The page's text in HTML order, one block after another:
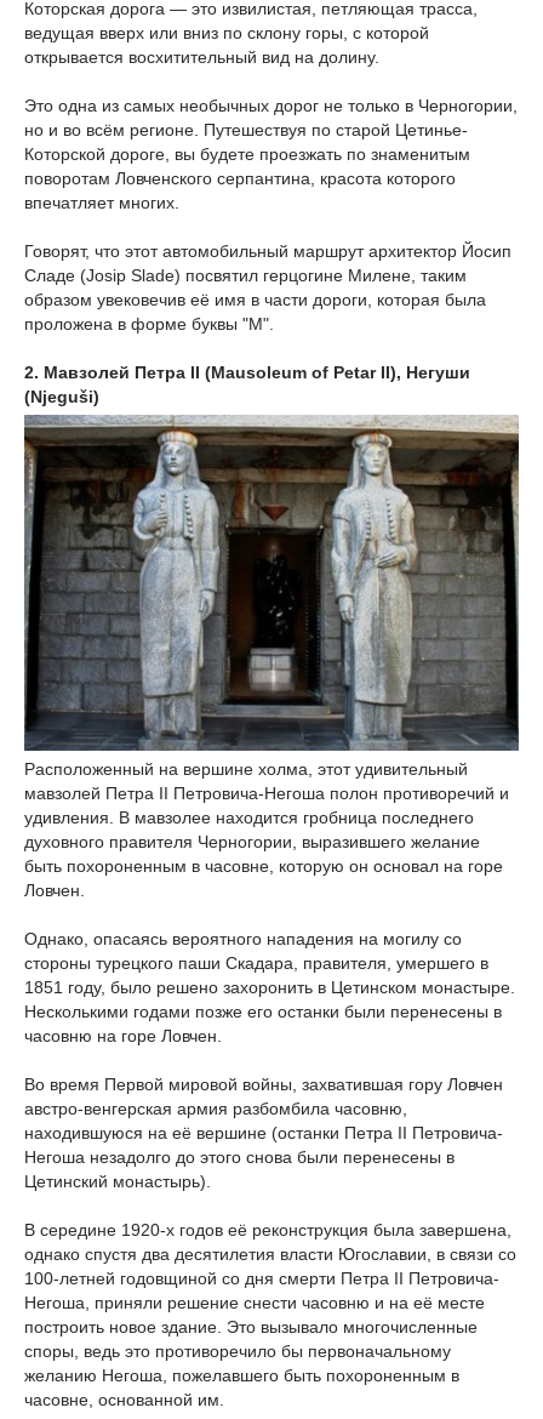
Которская дорога — это извилистая, петляющая трасса,
ведущая вверх или вниз по склону горы, с которой
открывается восхитительный вид на долину.
Это одна из самых необычных дорог не только в Черногории,
но и во всём регионе. Путешествуя по старой Цетинье-
Которской дороге, вы будете проезжать по знаменитым
поворотам Ловченского серпантина, красота которого
впечатляет многих.
Говорят, что этот автомобильный маршрут архитектор Йосип
Сладе (Josip Slade) посвятил герцогине Милене, таким
образом увековечив её имя в части дороги, которая была
проложена в форме буквы "М".
2. Мавзолей Петра II (Mausoleum of Petar II), Негуши
(Njeguši)
Расположенный на вершине холма, этот удивительный
мавзолей Петра II Петровича-Негоша полон противоречий и
удивления. В мавзолее находится гробница последнего
духовного правителя Черногории, выразившего желание
быть похороненным в часовне, которую он основал на горе
Ловчен.
Однако, опасаясь вероятного нападения на могилу со
стороны турецкого паши Скадара, правителя, умершего в
1851 году, было решено захоронить в Цетинском монастыре.
Несколькими годами позже его останки были перенесены в
часовню на горе Ловчен.
Во время Первой мировой войны, захватившая гору Ловчен
австро-венгерская армия разбомбила часовню,
находившуюся на её вершине (останки Петра II Петровича-
Негоша незадолго до этого снова были перенесены в
Цетинский монастырь).
В середине 1920-х годов её реконструкция была завершена,
однако спустя два десятилетия власти Югославии, в связи со
100-летней годовщиной со дня смерти Петра II Петровича-
Негоша, приняли решение снести часовню и на её месте
построить новое здание. Это вызывало многочисленные
споры, ведь это противоречило бы первоначальному
желанию Негоша, пожелавшего быть похороненным в
часовне, основанной им.